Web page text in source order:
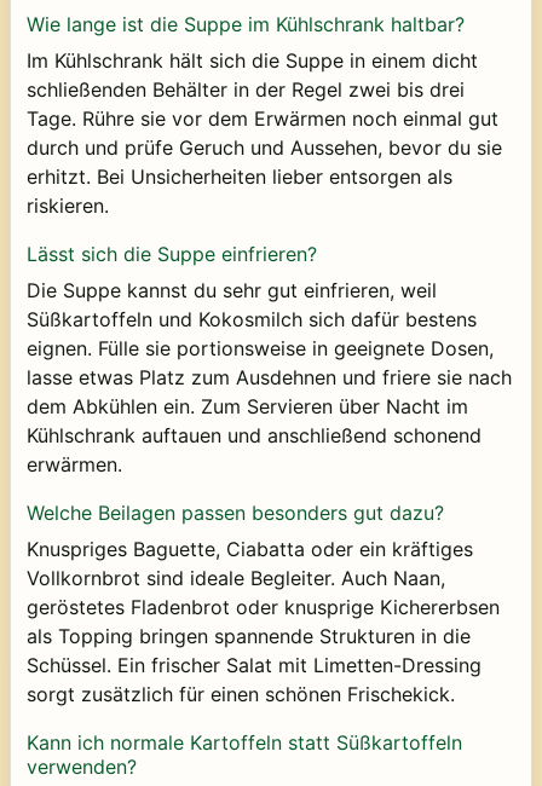
Wie lange ist die Suppe im Kühlschrank haltbar?
Im Kühlschrank hält sich die Suppe in einem dicht
schließenden Behälter in der Regel zwei bis drei
Tage. Rühre sie vor dem Erwärmen noch einmal gut
durch und prüfe Geruch und Aussehen, bevor du sie
erhitzt. Bei Unsicherheiten lieber entsorgen als
riskieren.
Lässt sich die Suppe einfrieren?
Die Suppe kannst du sehr gut einfrieren, weil
Süßkartoffeln und Kokosmilch sich dafür bestens
eignen. Fülle sie portionsweise in geeignete Dosen,
lasse etwas Platz zum Ausdehnen und friere sie nach
dem Abkühlen ein. Zum Servieren über Nacht im
Kühlschrank auftauen und anschließend schonend
erwärmen.
Welche Beilagen passen besonders gut dazu?
Knuspriges Baguette, Ciabatta oder ein kräftiges
Vollkornbrot sind ideale Begleiter. Auch Naan,
geröstetes Fladenbrot oder knusprige Kichererbsen
als Topping bringen spannende Strukturen in die
Schüssel. Ein frischer Salat mit Limetten-Dressing
sorgt zusätzlich für einen schönen Frischekick.
Kann ich normale Kartoffeln statt Süßkartoffeln
verwenden?